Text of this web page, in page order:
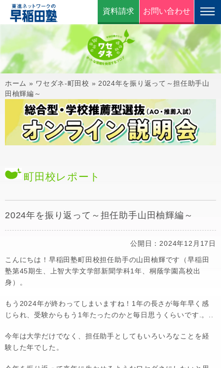
資料請求 お問い合わせ
ホーム » ワセダネ-町田校 » 2024年を振り返って～担任助手山
田柚輝編～
町田校レポート
2024年を振り返って～担任助手山田柚輝編～
公開日：2024年12月17日
こんにちは！早稲田塾町田校担任助手の山田柚輝です（早稲田
塾第45期生、上智大学文学部新聞学科1年、桐蔭学園高校出
身）。
もう2024年が終わってしまいますね！1年の長さが毎年早く感
じられ、受験からもう1年たったのかと毎日思うくらいです.。..
今年は大学だけでなく、担任助手としてもいろいろなことを経
験した年でした。